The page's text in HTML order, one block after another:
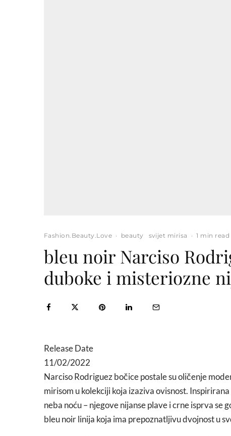
Fashion.Beauty.Love · beauty svijet mirisa · 1 min read
bleu noir Narciso
duboke i misteriozne
Release Date
11/02/2022
Narciso Rodriguez bočice postale su oličenje
mirisom u kolekciji koja izaziva ovisnost.
neba noću – njegove nijanse plave i crne isprva se
bleu noir linija koja ima prepoznatljivu dvojnost u